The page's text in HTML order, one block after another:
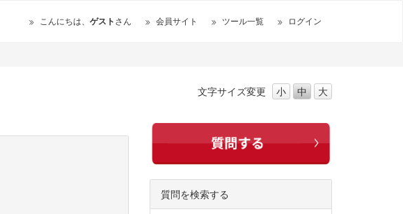
こんにちは、 ゲストさん 会員サイト ツール一覧 ログイン
文字サイズ変更 小 中 大
質問を検索する